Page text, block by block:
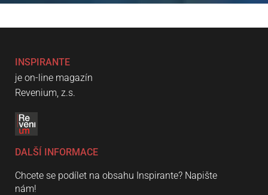
INSPIRANTE
je on-line magazín
Revenium, z.s.
DALŠÍ INFORMACE
Chcete se podílet na obsahu Inspirante? Napište
nám!